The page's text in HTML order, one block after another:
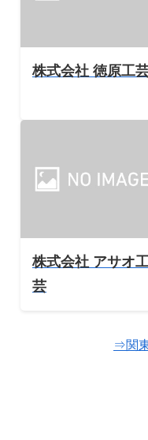
株式会社 徳原工
株式会社 アサオ
芸
⇒関